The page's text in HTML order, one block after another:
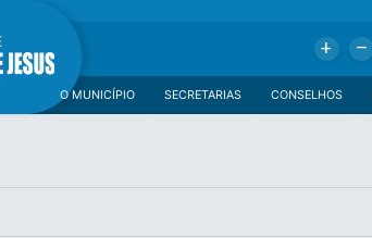
Add Remove
CONSELHOS
SECRETARIAS
O MUNICÍPIO